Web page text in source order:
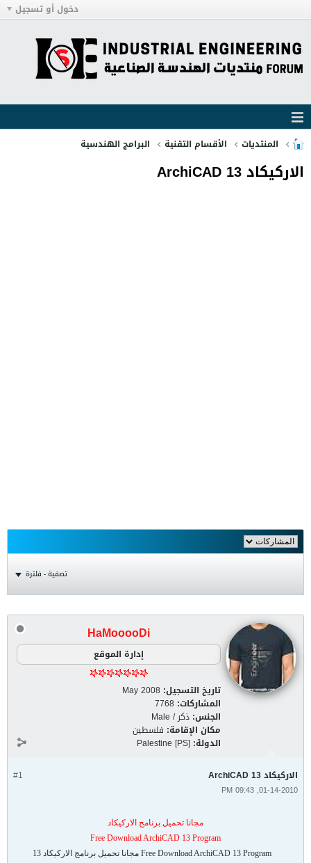
دخول أو تسجيل
المنتديات الأقسام التقنية البرامج الهندسية
الاركيكاد ArchiCAD 13
تصفية - فلترة
HaMooooDi
إدارة الموقع
تاريخ التسجيل: May 2008
المشاركات: 7768
الجنس: ذكر / Male
مكان الإقامة: فلسطين
الدولة: Palestine [PS]
#1 الاركيكاد ArchiCAD 13
01-14-2010, 09:43 PM
مجانا تحميل برنامج الاركيكاد
Free Download ArchiCAD 13 Program
Free Download ArchiCAD 13 Program مجانا تحميل برنامج الاركيكاد 13